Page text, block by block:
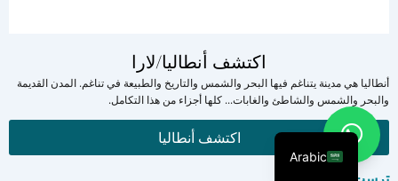
اكتشف أنطاليا/لارا
أنطاليا هي مدينة يتناغم فيها البحر والشمس والتاريخ والطبيعة في تناغم. المدن القديمة
والبحر والشمس والشاطئ والغابات... كلها أجزاء من هذا التكامل.
اكتشف أنطاليا
Arabic